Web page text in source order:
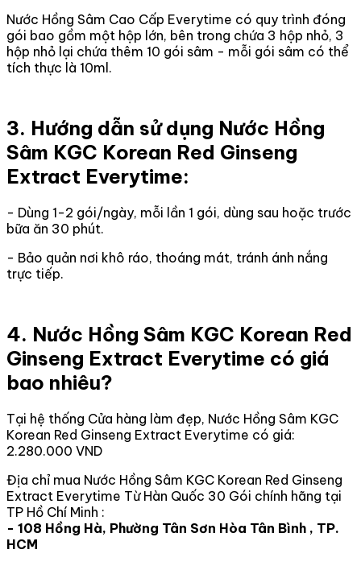
Nước Hồng Sâm Cao Cấp Everytime có quy trình đóng
gói bao gồm một hộp lớn, bên trong chứa 3 hộp nhỏ, 3
hộp nhỏ lại chứa thêm 10 gói sâm - mỗi gói sâm có thể
tích thực là 10ml.
3. Hướng dẫn sử dụng Nước Hồng
Sâm KGC Korean Red Ginseng
Extract Everytime:
- Dùng 1-2 gói/ngày, mỗi lần 1 gói, dùng sau hoặc trước
bữa ăn 30 phút.
- Bảo quản nơi khô ráo, thoáng mát, tránh ánh nắng
trực tiếp.
4. Nước Hồng Sâm KGC Korean Red
Ginseng Extract Everytime có giá
bao nhiêu?
Tại hệ thống Cửa hàng làm đẹp, Nước Hồng Sâm KGC
Korean Red Ginseng Extract Everytime có giá:
2.280.000 VND
Địa chỉ mua Nước Hồng Sâm KGC Korean Red Ginseng
Extract Everytime Từ Hàn Quốc 30 Gói chính hãng tại
TP Hồ Chí Minh :
- 108 Hồng Hà, Phường Tân Sơn Hòa Tân Bình , TP.
HCM